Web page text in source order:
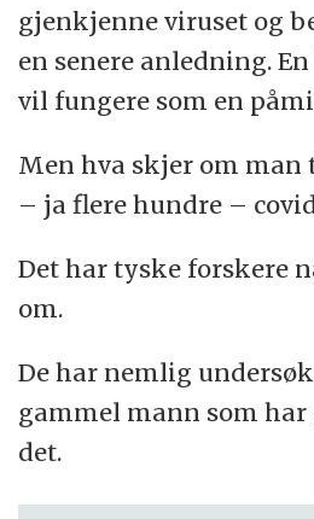
gjenkjenne viruset og
en senere anledning.
vil fungere som en
Men hva skjer om
– ja flere hundre –
Det har tyske forskere
om.
De har nemlig
gammel mann som
det.